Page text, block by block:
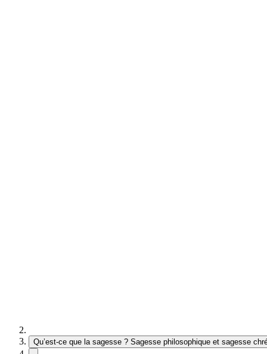
Qu’est-ce que la sagesse ? Sagesse philosophique et sagesse